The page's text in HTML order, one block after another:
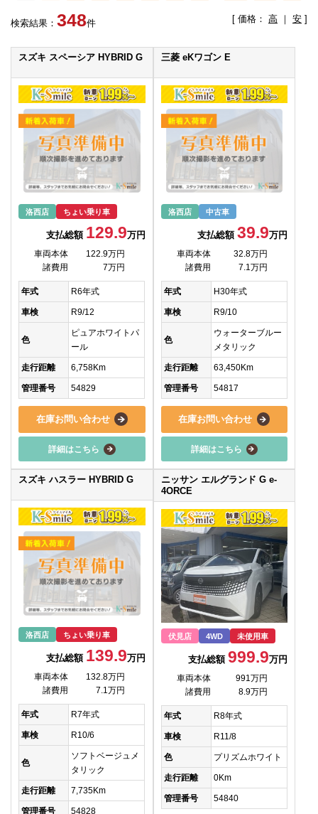
検索結果： 348件 [ 価格： 高 ｜ 安 ]
スズキ スペーシア HYBRID G
洛西店 ちょい乗り車
支払総額 129.9万円
車両本体
122.9万円
諸費用
7万円
年式 R6年式
車検 R9/12
色
ピュアホワイトパ
ール
走行距離 6,758Km
管理番号 54829
在庫お問い合わせ
詳細はこちら
三菱 eKワゴン E
洛西店 中古車
支払総額39.9万円
車両本体
32.8万円
諸費用
7.1万円
年式 H30年式
車検 R9/10
色
ウォーターブルー
メタリック
走行距離 63,450Km
管理番号 54817
在庫お問い合わせ
詳細はこちら
スズキ ハスラー HYBRID G
洛西店 ちょい乗り車
支払総額 139.9万円
車両本体
132.8万円
諸費用
7.1万円
年式 R7年式
車検 R10/6
色
ソフトベージュメ
タリック
走行距離 7,735Km
管理番号 54828
ニッサン エルグランド G e-
4ORCE
伏見店 4WD 未使用車
支払総額999.9万円
車両本体
991万円
諸費用
8.9万円
年式 R8年式
車検 R11/8
色 プリズムホワイト
走行距離 0Km
管理番号 54840